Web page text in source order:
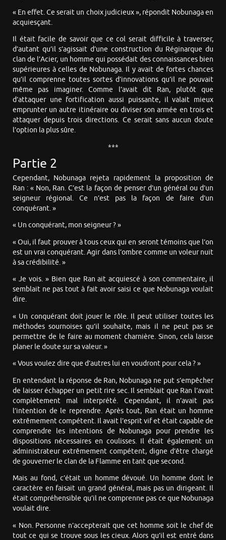
« En effet. Ce serait un choix judicieux », répondit Nobunaga en
acquiesçant.
Il était facile de savoir que ce col serait difficile à traverser,
d’autant qu’il s’agissait d’une construction du Réginarque du
clan de l’Acier, un homme qui possédait des connaissances bien
supérieures à celles de Nobunaga. Il y avait de fortes chances
qu’il comprenne toutes sortes d’innovations qu’il ne pouvait
même pas imaginer. Comme l’avait dit Ran, plutôt que
d’attaquer une fortification aussi puissante, il valait mieux
emprunter un autre itinéraire ou diviser son armée en trois et
attaquer depuis trois directions. Ce serait sans aucun doute
l’option la plus sûre.
***
Partie 2
Cependant, Nobunaga rejeta rapidement la proposition de
Ran : « Non, Ran. C’est la façon de penser d’un général ou d’un
seigneur régional. Ce n’est pas la façon de faire d’un
conquérant. »
« Un conquérant, mon seigneur ? »
« Oui, il faut prouver à tous ceux qui en seront témoins que l’on
est un vrai conquérant. Agir dans l’ombre comme un voleur nuit
à sa crédibilité. »
« Je vois. » Bien que Ran ait acquiescé à son commentaire, il
semblait ne pas tout à fait avoir saisi ce que Nobunaga voulait
dire.
« Un conquérant doit jouer le rôle. Il peut utiliser toutes les
méthodes sournoises qu’il souhaite, mais il ne peut pas se
permettre de le faire au moment charnière. Sinon, cela laisse
planer le doute sur sa valeur. »
« Vous voulez dire que d’autres lui en voudront pour cela ? »
En entendant la réponse de Ran, Nobunaga ne put s’empêcher
de laisser échapper un petit rire sec. Il semblait que Ran l’avait
complètement mal interprété. Cependant, il n’avait pas
l’intention de le reprendre. Après tout, Ran était un homme
extrêmement compétent. Il avait l’esprit vif et était capable de
comprendre les intentions de Nobunaga pour prendre les
dispositions nécessaires en coulisses. Il était également un
administrateur extrêmement compétent, digne d’être chargé
de gouverner le clan de la Flamme en tant que second.
Mais au fond, c’était un homme dévoué. Un homme dont le
caractère en faisait un grand général, mais pas un dirigeant. Il
était compréhensible qu’il ne comprenne pas ce que Nobunaga
voulait dire.
« Non. Personne n’accepterait que cet homme soit le chef de
tout ce qui se trouve sous les cieux. Alors qu’il est entré dans